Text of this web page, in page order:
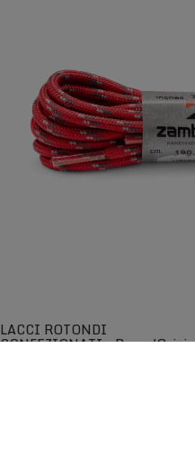
LACCI ROTONDI
CONFEZIONATI - Rosso/Grigio